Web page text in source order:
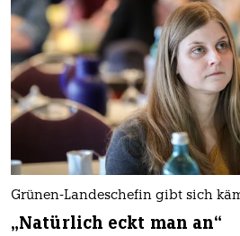
Grünen-Landeschefin gibt sich
„Natürlich eckt man an“